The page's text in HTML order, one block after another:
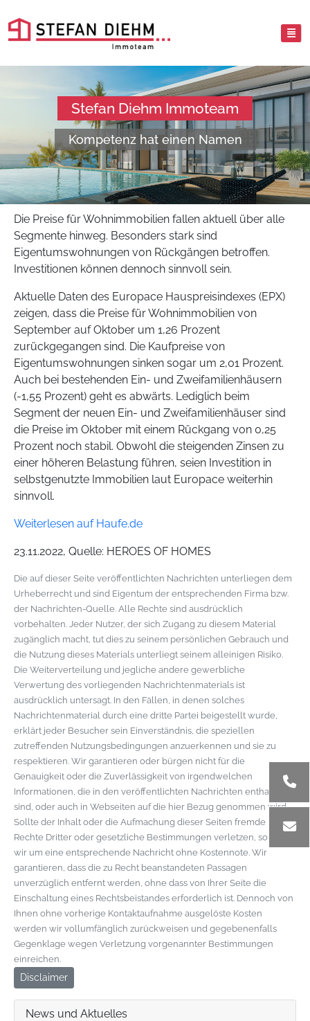
Stefan Diehm Immoteam
Kompetenz hat einen Namen
Die Preise für Wohnimmobilien fallen aktuell über alle
Segmente hinweg. Besonders stark sind
Eigentumswohnungen von Rückgängen betroffen.
Investitionen können dennoch sinnvoll sein.
Aktuelle Daten des Europace Hauspreisindexes (EPX)
zeigen, dass die Preise für Wohnimmobilien von
September auf Oktober um 1,26 Prozent
zurückgegangen sind. Die Kaufpreise von
Eigentumswohnungen sinken sogar um 2,01 Prozent.
Auch bei bestehenden Ein- und Zweifamilienhäusern
(-1,55 Prozent) geht es abwärts. Lediglich beim
Segment der neuen Ein- und Zweifamilienhäuser sind
die Preise im Oktober mit einem Rückgang von 0,25
Prozent noch stabil. Obwohl die steigenden Zinsen zu
einer höheren Belastung führen, seien Investition in
selbstgenutzte Immobilien laut Europace weiterhin
sinnvoll.
Weiterlesen auf Haufe.de
23.11.2022, Quelle: HEROES OF HOMES
Die auf dieser Seite veröffentlichten Nachrichten unterliegen dem
Urheberrecht und sind Eigentum der entsprechenden Firma bzw.
der Nachrichten-Quelle. Alle Rechte sind ausdrücklich
vorbehalten. Jeder Nutzer, der sich Zugang zu diesem Material
zugänglich macht, tut dies zu seinem persönlichen Gebrauch und
die Nutzung dieses Materials unterliegt seinem alleinigen Risiko.
Die Weiterverteilung und jegliche andere gewerbliche
Verwertung des vorliegenden Nachrichtenmaterials ist
ausdrücklich untersagt. In den Fällen, in denen solches
Nachrichtenmaterial durch eine dritte Partei beigestellt wurde,
erklärt jeder Besucher sein Einverständnis, die speziellen
zutreffenden Nutzungsbedingungen anzuerkennen und sie zu
respektieren. Wir garantieren oder bürgen nicht für die
Genauigkeit oder die Zuverlässigkeit von irgendwelchen
Informationen, die in den veröffentlichten Nachrichten enthalten
sind, oder auch in Webseiten auf die hier Bezug genommen wird.
Sollte der Inhalt oder die Aufmachung dieser Seiten fremde
Rechte Dritter oder gesetzliche Bestimmungen verletzen, so bitten
wir um eine entsprechende Nachricht ohne Kostennote. Wir
garantieren, dass die zu Recht beanstandeten Passagen
unverzüglich entfernt werden, ohne dass von Ihrer Seite die
Einschaltung eines Rechtsbeistandes erforderlich ist. Dennoch von
Ihnen ohne vorherige Kontaktaufnahme ausgelöste Kosten
werden wir vollumfänglich zurückweisen und gegebenenfalls
Gegenklage wegen Verletzung vorgenannter Bestimmungen
einreichen.
Disclaimer
News und Aktuelles